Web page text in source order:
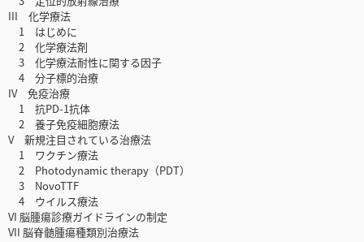
III 化学療法
1 はじめに
2 化学療法剤
3 化学療法耐性に関する因子
4 分子標的治療
IV 免疫治療
1 抗PD-1抗体
2 養子免疫細胞療法
V 新規注目されている治療法
1 ワクチン療法
2 Photodynamic therapy（PDT）
3 NovoTTF
4 ウイルス療法
VI 脳腫瘍診療ガイドラインの制定
VII 脳脊髄腫瘍種類別治療法